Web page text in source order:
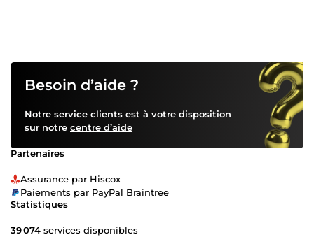
chargement rapide et une expérience utilisateur fluide. ♻️
Refonte et optimisation de sites WordPress Modernisation
de votre site pour améliorer son design, ses performances
et son référencement. 🛒 Développement de boutiques
WooCommerce optimisées Vous voulez vendre en ligne ?
Je conçois des boutiques WooCommerce performantes et
SEO-friendly pour maximiser vos ventes. 🚀 Optimisation
SEO avancée pour Google Je positionne votre site en haut
complète : ✅ Audit SEO technique ✅ Recherche de mots-
clés stratégiques ✅ Optimisation du contenu et des
balises ✅ Amélioration de la vitesse et de l’expérience
utilisateur 🎯 Campagnes Facebook Ads &amp; Google Ads
Besoin d’aide ?
Notre service clients est à votre disposition
sur notre centre d’aide
Partenaires
Assurance par Hiscox
Paiements par PayPal Braintree
Statistiques
39 074 services disponibles